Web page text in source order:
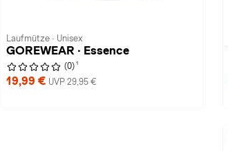
Laufmütze · Unisex
GOREWEAR · Essence
(0) 1
19,99 € UVP 29,95 €